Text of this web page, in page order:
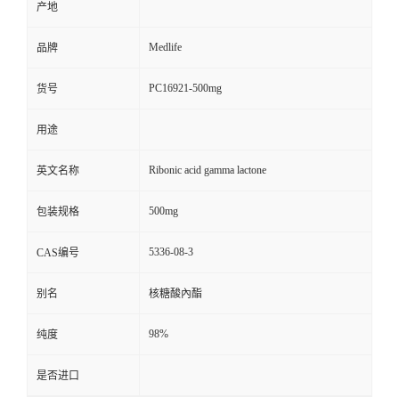
产地
品牌 Medlife
货号 PC16921-500mg
用途
英文名称 Ribonic acid gamma lactone
包装规格 500mg
CAS编号 5336-08-3
别名 核糖酸內酯
纯度 98%
是否进口